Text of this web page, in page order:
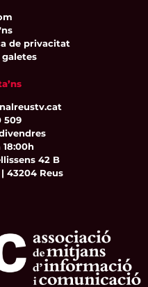
de privacitat
509
42 B
| 43204 Reus